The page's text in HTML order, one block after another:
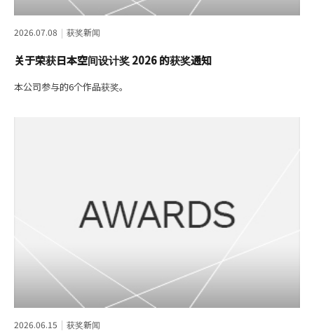
2026.07.08 获奖新闻
关于荣获日本空间设计奖 2026 的获奖通知
本公司参与的6个作品获奖。
2026.06.15 获奖新闻